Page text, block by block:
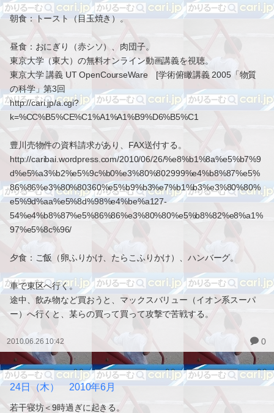
朝食：トースト（目玉焼き）。
昼食：おにぎり（赤シソ）、肉団子。
東京大学（東大）の無料オンライン動画講義を視聴。
東京大学 講義 UT OpenCourseWare [学術俯瞰講義 2005「物質
の科学」第3回
http://cari.jp/a.cgi?
k=%CC%B5%CE%C1%A1%A1%B9%D6%B5%C1
豊川売物件の資料請求があり、FAX送付する。
http://caribai.wordpress.com/2010/06/26/%e8%b1%8a%e5%b7%9
d%e5%a3%b2%e5%9c%b0%e3%80%802999%e4%b8%87%e5%
86%86%e3%80%80360%e5%b9%b3%e7%b1%b3%e3%80%80%
e5%9d%aa%e5%8d%98%e4%be%a127-
54%e4%b8%87%e5%86%86%e3%80%80%e5%b8%82%e8%a1%
97%e5%8c%96/
夕食：ご飯（卵ふりかけ、たらこふりかけ）、ハンバーグ。
車で東区へ行く。
途中、飲み物など買おうと、マックスバリュー（イオン系スーパ
ー）へ行くと、某らの買って買って攻撃で苦戦する。
2010.06.26 10:42 0
24日（木） 2010年6月
若干寝坊＜9時過ぎに起きる。